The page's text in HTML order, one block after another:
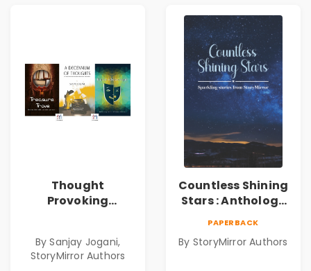
Thought
Provoking
By Sanjay Jogani,
StoryMirror Authors
Countless Shining
Stars : Anthology
StoryMirror
PAPERBACK
By StoryMirror Authors